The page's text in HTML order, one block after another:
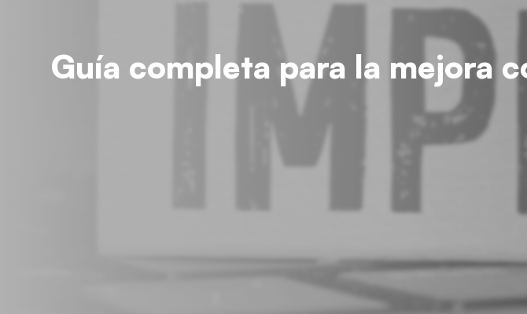
Guía completa para la mejora